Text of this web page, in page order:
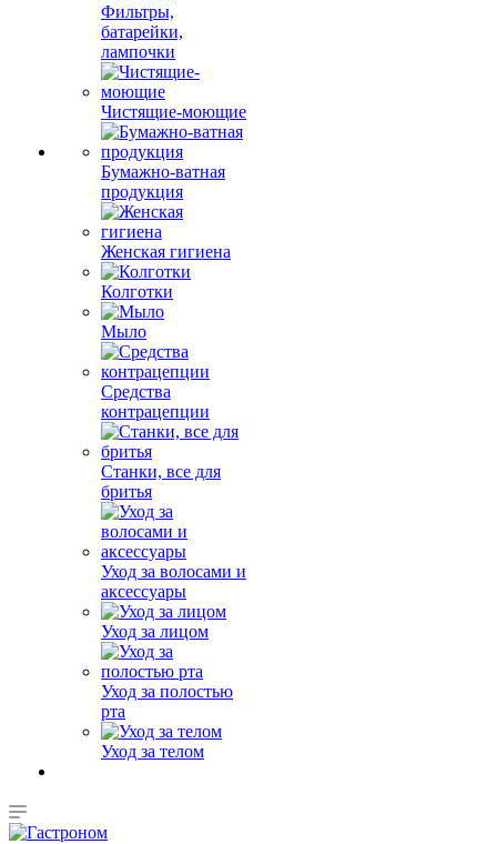
Фильтры,
батарейки,
лампочки
Чистящие-моющие
Бумажно-ватная
продукция
Женская гигиена
Колготки
Мыло
Средства
контрацепции
Станки, все для
бритья
Уход за волосами и
аксессуары
Уход за лицом
Уход за полостью
рта
Уход за телом